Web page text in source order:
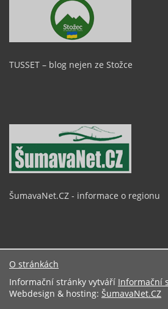
TUSSET – blog nejen ze Stožce
ŠumavaNet.CZ - informace o regionu
O stránkách
Informační stránky vytváří Informační
Webdesign & hosting: ŠumavaNet.CZ